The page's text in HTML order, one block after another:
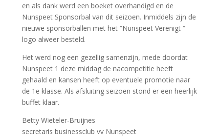
en als dank werd een boeket overhandigd en de
Nunspeet Sponsorbal van dit seizoen. Inmiddels zijn de
nieuwe sponsorballen met het “Nunspeet Verenigt “
logo alweer besteld.
Het werd nog een gezellig samenzijn, mede doordat
Nunspeet 1 deze middag de nacompetitie heeft
gehaald en kansen heeft op eventuele promotie naar
de 1e klasse. Als afsluiting seizoen stond er een heerlijk
buffet klaar.
Betty Wieteler-Bruijnes
secretaris businessclub vv Nunspeet